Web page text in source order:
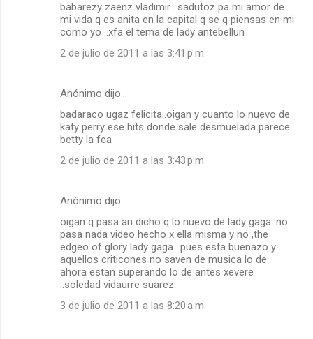
babarezy zaenz vladimir ..sadutoz pa mi amor de
mi vida q es anita en la capital q se q piensas en mi
como yo ..xfa el tema de lady antebellun
2 de julio de 2011 a las 3:41 p.m.
Anónimo dijo…
badaraco ugaz felicita..oigan y cuanto lo nuevo de
katy perry ese hits donde sale desmuelada parece
betty la fea
2 de julio de 2011 a las 3:43 p.m.
Anónimo dijo…
oigan q pasa an dicho q lo nuevo de lady gaga .no
pasa nada video hecho x ella misma y no ,the
edgeo of glory lady gaga ..pues esta buenazo y
aquellos criticones no saven de musica lo de
ahora estan superando lo de antes xevere
..soledad vidaurre suarez
3 de julio de 2011 a las 8:20 a.m.